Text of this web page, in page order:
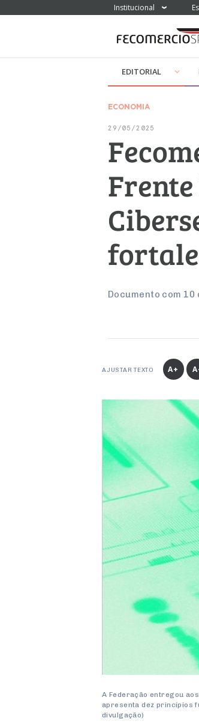
Institucional
EDITORIAL
ECONOMIA
29/05/2025
Documento com
AJUSTAR TEXTO A+
A Federação entregou
apresenta dez princípios
divulgação)